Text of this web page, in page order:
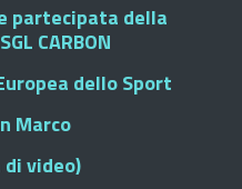
partecipata della
CARBON
dello Sport
Marco
di video)